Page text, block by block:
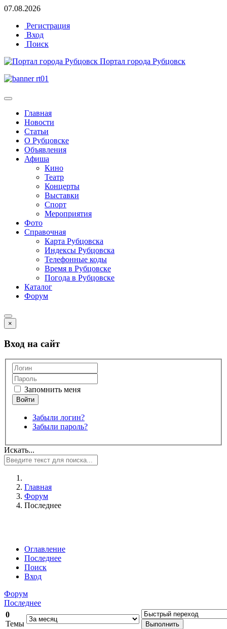
07.08.2026
Регистрация
Вход
Поиск
Портал города Рубцовск
Главная
Новости
Статьи
О Рубцовске
Объявления
Афиша
Кино
Театр
Концерты
Выставки
Спорт
Мероприятия
Фото
Справочная
Карта Рубцовска
Индексы Рубцовска
Телефонные коды
Время в Рубцовске
Погода в Рубцовске
Каталог
Форум
×
Вход на сайт
Запомнить меня
Забыли логин?
Забыли пароль?
Искать...
Главная
Форум
Последнее
Оглавление
Последнее
Поиск
Вход
Форум
Последнее
0
Темы